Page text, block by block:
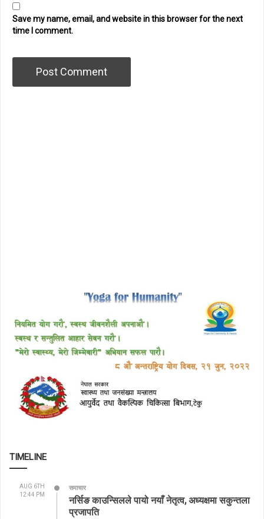
Save my name, email, and website in this browser for the next
time I comment.
TIMELINE
AUG 6TH
12:44 PM
समाचार
नर्सिङ काउन्सिलले पायो नयाँ नेतृत्व, अध्यक्षमा सकुन्तला
प्रजापति